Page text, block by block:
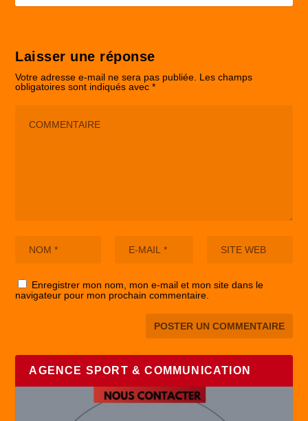
Laisser une réponse
Votre adresse e-mail ne sera pas publiée. Les champs
obligatoires sont indiqués avec*
Enregistrer mon nom, mon e-mail et mon site dans le
navigateur pour mon prochain commentaire.
AGENCE SPORT & COMMUNICATION